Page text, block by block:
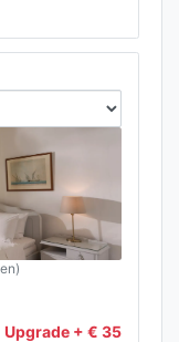
Upgrade + € 35